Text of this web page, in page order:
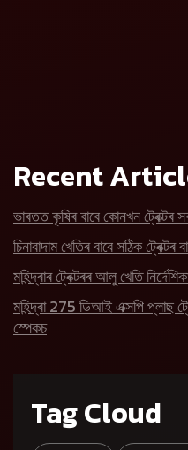
Recent
ভাৰতত কৃষিৰ বাবে কোনখন ট্ৰেক্টৰ
চিনাবাদাম খেতিৰ বাবে সঠিক ট্ৰেক্টৰ
মহিন্দ্ৰাৰ ট্ৰেক্টৰৰ আলু খেতি
মহিন্দ্ৰা 275 ডিআই এক্সপি প্লাছ
স্পেকচ
Tag Cloud